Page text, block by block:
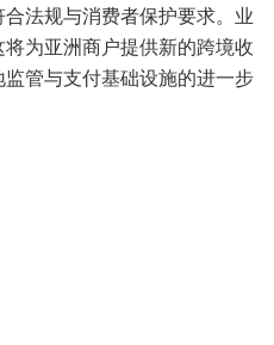
法规与消费者保护要求。业
为亚洲商户提供新的跨境收
管与支付基础设施的进一步